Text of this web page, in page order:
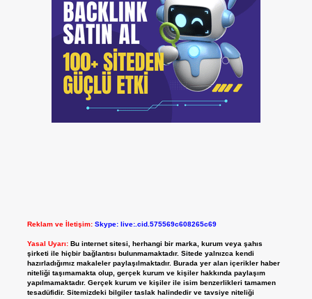
Reklam ve İletişim: Skype: live:.cid.575569c608265c69
Yasal Uyarı: Bu internet sitesi, herhangi bir marka, kurum veya şahıs
şirketi ile hiçbir bağlantısı bulunmamaktadır. Sitede yalnızca kendi
hazırladığımız makaleler paylaşılmaktadır. Burada yer alan içerikler haber
niteliği taşımamakta olup, gerçek kurum ve kişiler hakkında paylaşım
yapılmamaktadır. Gerçek kurum ve kişiler ile isim benzerlikleri tamamen
tesadüfidir. Sitemizdeki bilgiler taslak halindedir ve tavsiye niteliği